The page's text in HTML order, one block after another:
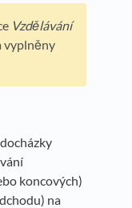
Vzdělávání
vyplněny
koncových)
na